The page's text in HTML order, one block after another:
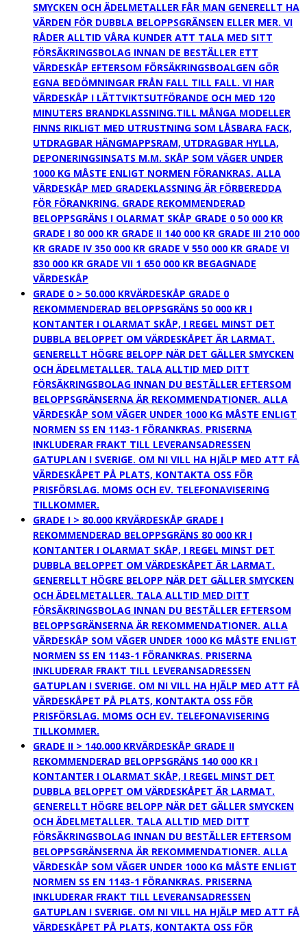
SMYCKEN OCH ÄDELMETALLER FÅR MAN GENERELLT HA
VÄRDEN FÖR DUBBLA BELOPPSGRÄNSEN ELLER MER. VI
RÅDER ALLTID VÅRA KUNDER ATT TALA MED SITT
FÖRSÄKRINGSBOLAG INNAN DE BESTÄLLER ETT
VÄRDESKÅP EFTERSOM FÖRSÄKRINGSBOALGEN GÖR
EGNA BEDÖMNINGAR FRÅN FALL TILL FALL. VI HAR
VÄRDESKÅP I LÄTTVIKTSUTFÖRANDE OCH MED 120
MINUTERS BRANDKLASSNING.TILL MÅNGA MODELLER
FINNS RIKLIGT MED UTRUSTNING SOM LÅSBARA FACK,
UTDRAGBAR HÄNGMAPPSRAM, UTDRAGBAR HYLLA,
DEPONERINGSINSATS M.M. SKÅP SOM VÄGER UNDER
1000 KG MÅSTE ENLIGT NORMEN FÖRANKRAS. ALLA
VÄRDESKÅP MED GRADEKLASSNING ÄR FÖRBEREDDA
FÖR FÖRANKRING. GRADE REKOMMENDERAD
BELOPPSGRÄNS I OLARMAT SKÅP GRADE 0 50 000 KR
GRADE I 80 000 KR GRADE II 140 000 KR GRADE III 210 000
KR GRADE IV 350 000 KR GRADE V 550 000 KR GRADE VI
830 000 KR GRADE VII 1 650 000 KR BEGAGNADE
VÄRDESKÅP
GRADE 0 > 50.000 KRVÄRDESKÅP GRADE 0
REKOMMENDERAD BELOPPSGRÄNS 50 000 KR I
KONTANTER I OLARMAT SKÅP, I REGEL MINST DET
DUBBLA BELOPPET OM VÄRDESKÅPET ÄR LARMAT.
GENERELLT HÖGRE BELOPP NÄR DET GÄLLER SMYCKEN
OCH ÄDELMETALLER. TALA ALLTID MED DITT
FÖRSÄKRINGSBOLAG INNAN DU BESTÄLLER EFTERSOM
BELOPPSGRÄNSERNA ÄR REKOMMENDATIONER. ALLA
VÄRDESKÅP SOM VÄGER UNDER 1000 KG MÅSTE ENLIGT
NORMEN SS EN 1143-1 FÖRANKRAS. PRISERNA
INKLUDERAR FRAKT TILL LEVERANSADRESSEN
GATUPLAN I SVERIGE. OM NI VILL HA HJÄLP MED ATT FÅ
VÄRDESKÅPET PÅ PLATS, KONTAKTA OSS FÖR
PRISFÖRSLAG. MOMS OCH EV. TELEFONAVISERING
TILLKOMMER.
GRADE I > 80.000 KRVÄRDESKÅP GRADE I
REKOMMENDERAD BELOPPSGRÄNS 80 000 KR I
KONTANTER I OLARMAT SKÅP, I REGEL MINST DET
DUBBLA BELOPPET OM VÄRDESKÅPET ÄR LARMAT.
GENERELLT HÖGRE BELOPP NÄR DET GÄLLER SMYCKEN
OCH ÄDELMETALLER. TALA ALLTID MED DITT
FÖRSÄKRINGSBOLAG INNAN DU BESTÄLLER EFTERSOM
BELOPPSGRÄNSERNA ÄR REKOMMENDATIONER. ALLA
VÄRDESKÅP SOM VÄGER UNDER 1000 KG MÅSTE ENLIGT
NORMEN SS EN 1143-1 FÖRANKRAS. PRISERNA
INKLUDERAR FRAKT TILL LEVERANSADRESSEN
GATUPLAN I SVERIGE. OM NI VILL HA HJÄLP MED ATT FÅ
VÄRDESKÅPET PÅ PLATS, KONTAKTA OSS FÖR
PRISFÖRSLAG. MOMS OCH EV. TELEFONAVISERING
TILLKOMMER.
GRADE II > 140.000 KRVÄRDESKÅP GRADE II
REKOMMENDERAD BELOPPSGRÄNS 140 000 KR I
KONTANTER I OLARMAT SKÅP, I REGEL MINST DET
DUBBLA BELOPPET OM VÄRDESKÅPET ÄR LARMAT.
GENERELLT HÖGRE BELOPP NÄR DET GÄLLER SMYCKEN
OCH ÄDELMETALLER. TALA ALLTID MED DITT
FÖRSÄKRINGSBOLAG INNAN DU BESTÄLLER EFTERSOM
BELOPPSGRÄNSERNA ÄR REKOMMENDATIONER. ALLA
VÄRDESKÅP SOM VÄGER UNDER 1000 KG MÅSTE ENLIGT
NORMEN SS EN 1143-1 FÖRANKRAS. PRISERNA
INKLUDERAR FRAKT TILL LEVERANSADRESSEN
GATUPLAN I SVERIGE. OM NI VILL HA HJÄLP MED ATT FÅ
VÄRDESKÅPET PÅ PLATS, KONTAKTA OSS FÖR